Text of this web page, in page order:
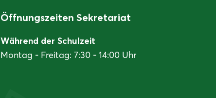
Öffnungszeiten Sekretariat
Während der Schulzeit
Montag - Freitag: 7:30 - 14:00 Uhr